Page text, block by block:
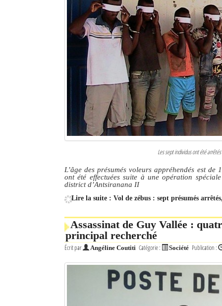
Mot de passe oublié ?
Les sept individus ont été
L’âge des présumés voleurs appréhendés est
ont été effectuées suite à une opération
district d’Antsiranana II
Lire la suite : Vol de zébus : sept présumés
Assassinat de Guy Vallée :
principal recherché
Écrit par Angéline Coutiti Catégorie : Société Publication :